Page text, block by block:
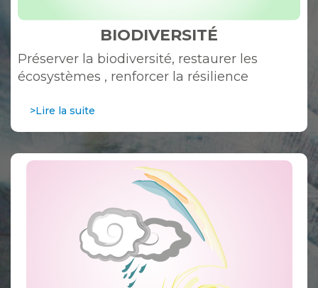
BIODIVERSITÉ
Préserver la biodiversité, restaurer les
écosystèmes , renforcer la résilience
>Lire la suite